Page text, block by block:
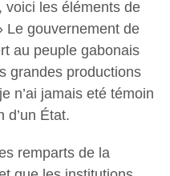
voici les éléments de
Le gouvernement de
au peuple gabonais
grandes productions
n’ai jamais eté témoin
d’un État.
remparts de la